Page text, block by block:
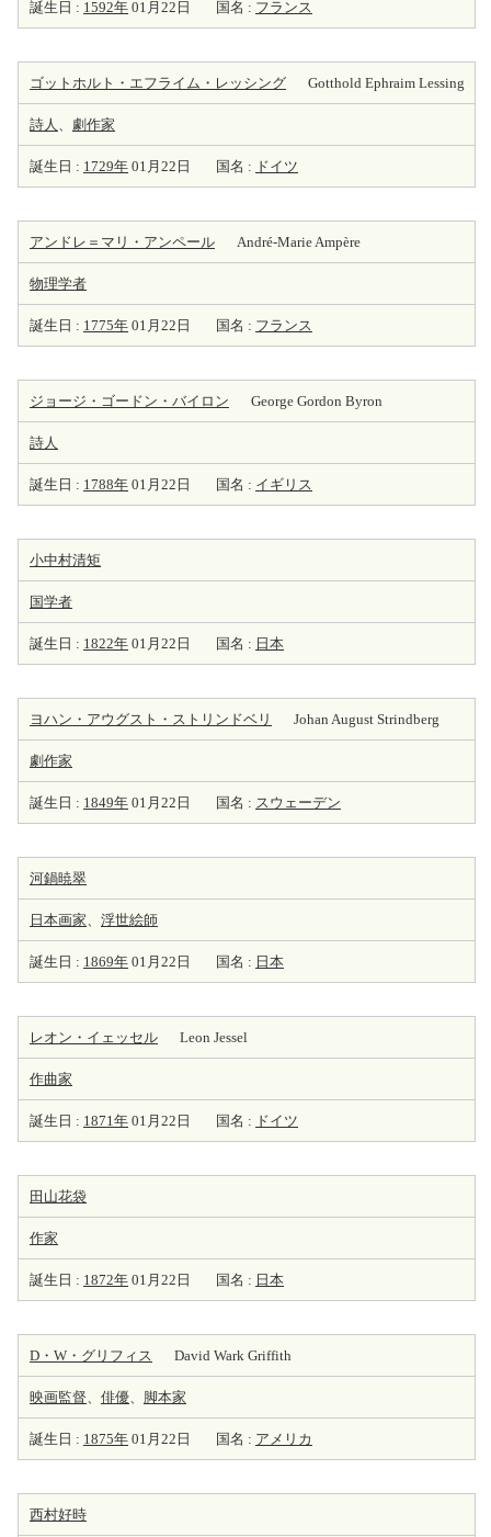
誕生日 : 1592年 01月22日 国名 : フランス
ゴットホルト・エフライム・レッシング Gotthold Ephraim Lessing
詩人 、 劇 作家
誕生日 : 1729年 01月22日 国名 : ドイツ
アンドレ＝マリ・アンペール André-Marie Ampère
物理学者
誕生日 : 1775年 01月22日 国名 : フランス
ジョージ・ゴードン・バイロン George Gordon Byron
詩人
誕生日 : 1788年 01月22日 国名 : イギリス
小中村清矩
国学者
誕生日 : 1822年 01月22日 国名 : 日本
ヨハン・アウグスト・ストリンドベリ Johan August Strindberg
劇 作家
誕生日 : 1849年 01月22日 国名 : スウェーデン
河鍋暁翠
日本画家、 浮世絵師
誕生日 : 1869年 01月22日 国名 : 日本
レオン・イェッセル Leon Jessel
作曲家
誕生日 : 1871年 01月22日 国名 : ドイツ
田山花袋
作家
誕生日 : 1872年 01月22日 国名 : 日本
D・W・グリフィス David Wark Griffith
映画監督、 俳優、 脚本家
誕生日 : 1875年 01月22日 国名 : アメリカ
西村好時